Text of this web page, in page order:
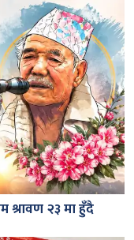
श्रावण २३ मा हुँदै